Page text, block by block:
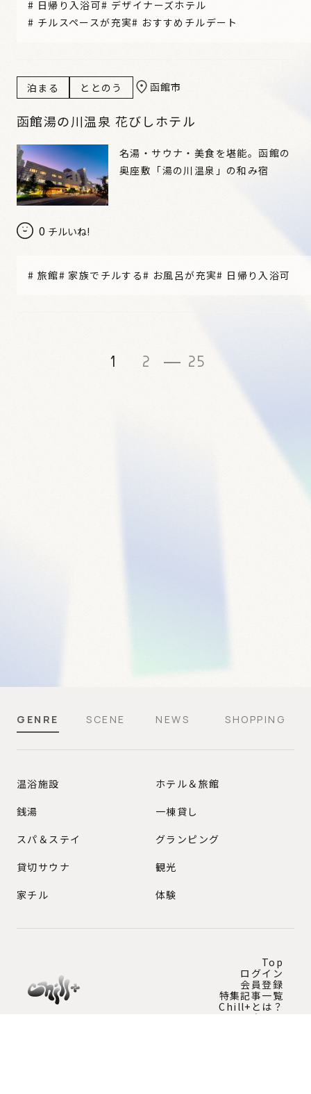
# 日帰り入浴可# デザイナーズホテル
# チルスペースが充実# おすすめチルデート
泊まる ととのう 函館市
函館湯の川温泉 花びしホテル
0 チルいね!
名湯・サウナ・美食を堪能。函館の
奥座敷「湯の川温泉」の和み宿
# 旅館# 家族でチルする# お風呂が充実# 日帰り入浴可
1 2 25
GENRE SCENE NEWS SHOPPING
GENRE
温浴施設
銭湯
スパ＆ステイ
貸切サウナ
家チル
ホテル＆旅館
一棟貸し
グランピング
観光
体験
Top
ログイン
会員登録
特集記事一覧
Chill+とは？
問い合わせ